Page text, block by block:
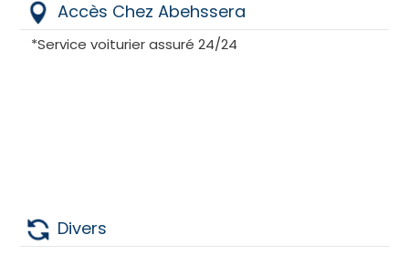
Accès Chez Abehssera
*Service voiturier assuré 24/24
Divers